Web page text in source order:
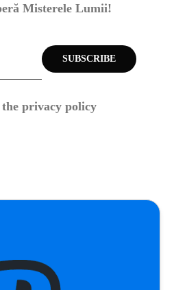
Misterele Lumii!
privacy policy